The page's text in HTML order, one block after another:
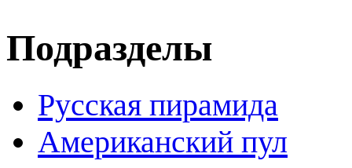
Подразделы
Русская пирамида
Американский пул